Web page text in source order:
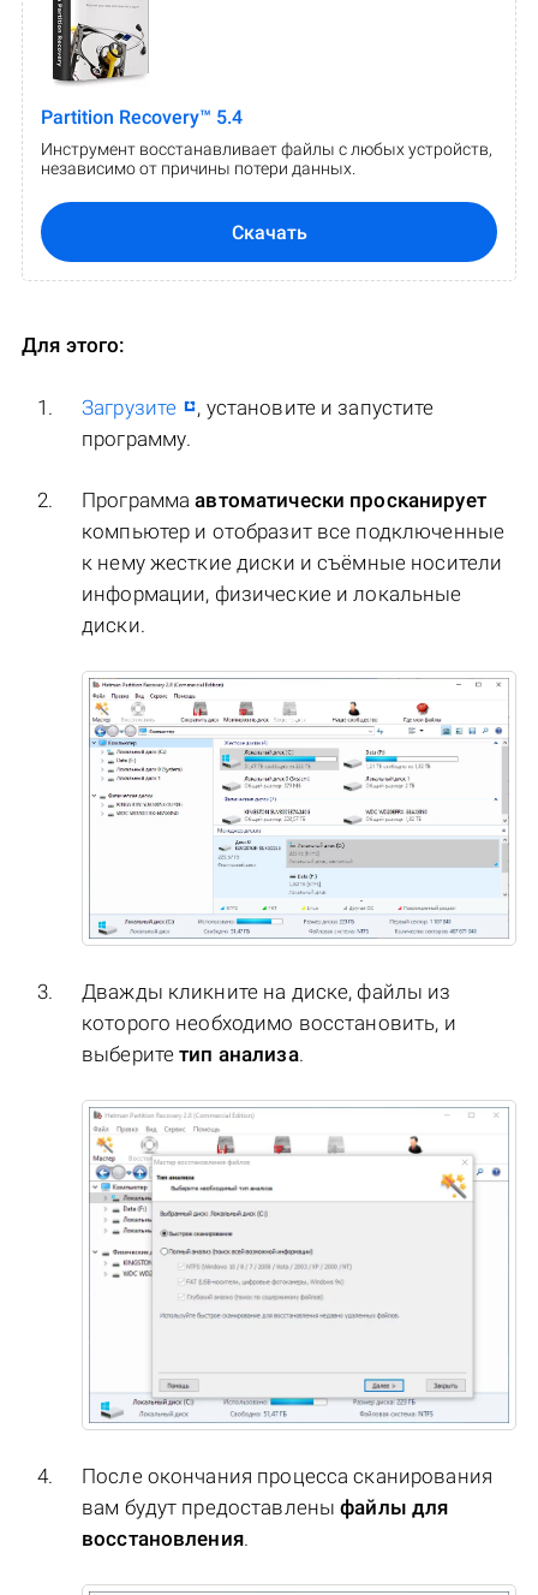
Partition Recovery™ 5.4
Инструмент восстанавливает файлы с любых устройств,
независимо от причины потери данных.
Скачать
Для этого:
Загрузите
, установите и запустите
программу.
Программаавтоматически просканирует
компьютер и отобразит все подключенные
к нему жесткие диски и съёмные носители
информации, физические и локальные
диски.
Дважды кликните на диске, файлы из
которого необходимо восстановить, и
выберитетип анализа.
После окончания процесса сканирования
вам будут предоставленыфайлы для
восстановления.